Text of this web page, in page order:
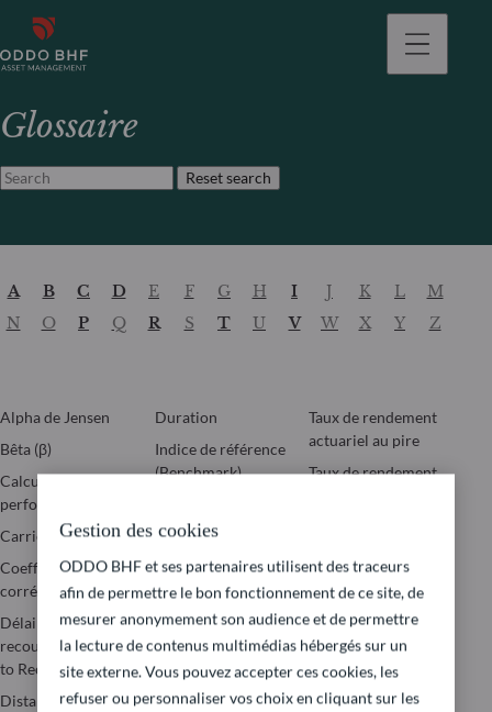
Glossaire
Reset search
A B C D E F G H I J K L
M
N
O P Q R S T U V W X Y Z
Alpha de Jensen
Bêta (β)
Calcul de
performance
Carried Interest
Coefficient de
corrélation
Délai avant
recouvrement (Time
to Recovery)
Distance au
Duration
Indice de référence
(Benchmark)
(Maximum
Ratio d’information
Ratio de Sharpe
Taux de rendement
actuariel à
Taux de rendement
actuariel au pire
Taux de rendement
Valeur à risque
(Value-at-Risk)
Gestion des cookies
ODDO BHF et ses partenaires utilisent des traceurs
afin de permettre le bon fonctionnement de ce site, de
mesurer anonymement son audience et de permettre
la lecture de contenus multimédias hébergés sur un
site externe. Vous pouvez accepter ces cookies, les
refuser ou personnaliser vos choix en cliquant sur les